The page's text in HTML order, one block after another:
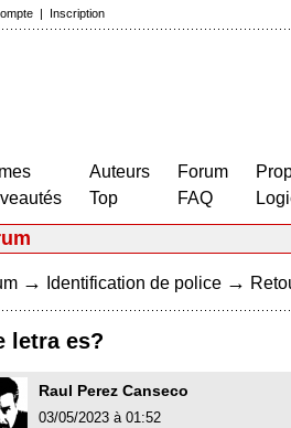
| Inscription
Auteurs
Top
Forum
FAQ
→ Identification de police →
letra es?
Raul Perez Canseco
03/05/2023 à 01:52